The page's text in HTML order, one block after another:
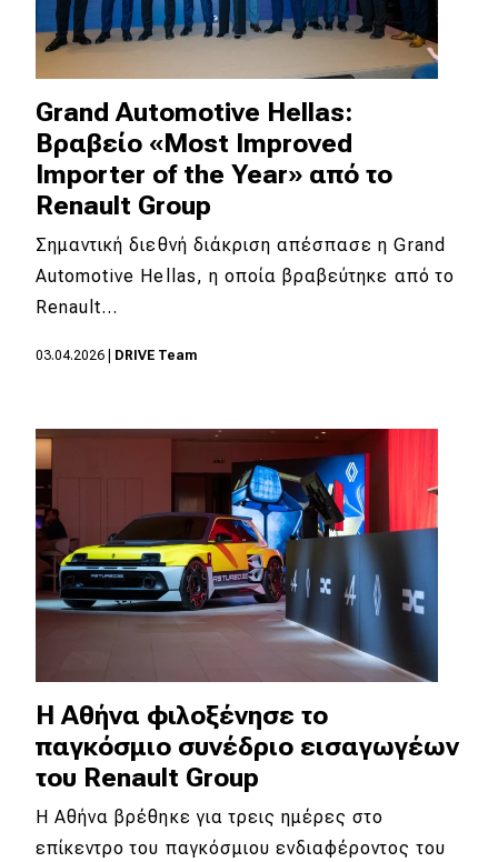
Main navigation
Επικαιρότητα
Νέα μοντέλα
Πρωτότυπα
Ελλάδα
Κόσμος
Τεχνολογία
Ασφάλεια
Αγορά
Test Drive
Δοκιμή
Αποστολή
Συγκρίνουμε
Αγώνες
Formula 1
WRC
Motorsport
Grand Automotive Hellas:
Βραβείο «Most Improved
Importer of the Year» από το
Renault Group
Σημαντική διεθνή διάκριση απέσπασε η Grand
Automotive Hellas, η οποία βραβεύτηκε από το
Renault…
03.04.2026 DRIVE Team
Η Αθήνα φιλοξένησε το
παγκόσμιο συνέδριο εισαγωγέων
του Renault Group
Η Αθήνα βρέθηκε για τρεις ημέρες στο
επίκεντρο του παγκόσμιου ενδιαφέροντος του